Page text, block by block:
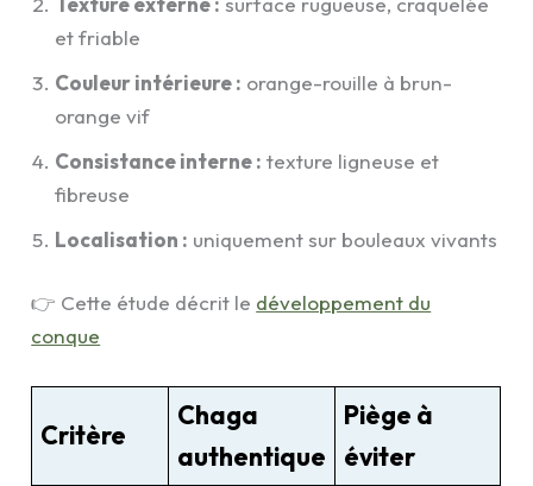
et friable
Couleur intérieure : orange-rouille à brun-
orange vif
Consistance interne : texture ligneuse et
fibreuse
Localisation : uniquement sur bouleaux vivants
👉 Cette étude décrit le développement du
conque
Critère
Chaga
authentique
Piège à
éviter